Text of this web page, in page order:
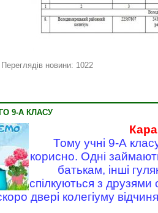
Переглядів новини: 1022
9-А КЛАСУ
Тому учні 9-А
корисно. Одні
батькам, інші
спілкуються з
двері колегіуму